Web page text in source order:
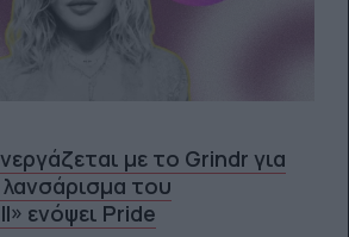
με το Grindr για
του
ενόψει Pride